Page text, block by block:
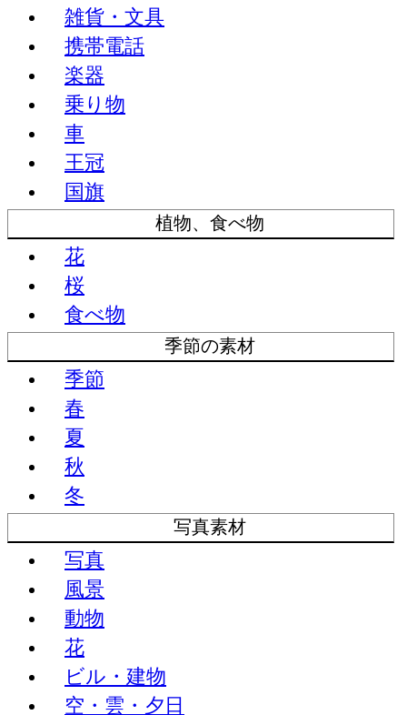
雑貨・文具
携帯電話
楽器
乗り物
車
王冠
国旗
植物、食べ物
花
桜
食べ物
季節の素材
季節
春
夏
秋
冬
写真素材
写真
風景
動物
花
ビル・建物
空・雲・夕日